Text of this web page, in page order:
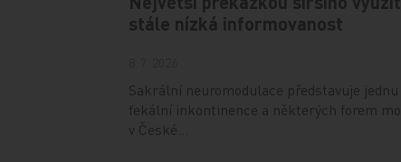
stále nízká informovanost
Sakrální neuromodulace představuje
fekální inkontinence a některých forem
v České…